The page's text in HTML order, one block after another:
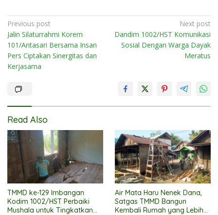
Post
navigation
Previous post
Jalin Silaturrahmi Korem
101/Antasari Bersama Insan
Pers Ciptakan Sinergitas dan
Kerjasama
Next post
Dandim 1002/HST Komunikasi
Sosial Dengan Warga Dayak
Meratus
Read Also
TMMD ke-129 Imbangan
Kodim 1002/HST Perbaiki
Mushala untuk Tingkatkan
Air Mata Haru Nenek Dana,
Satgas TMMD Bangun
Kembali Rumah yang Lebih